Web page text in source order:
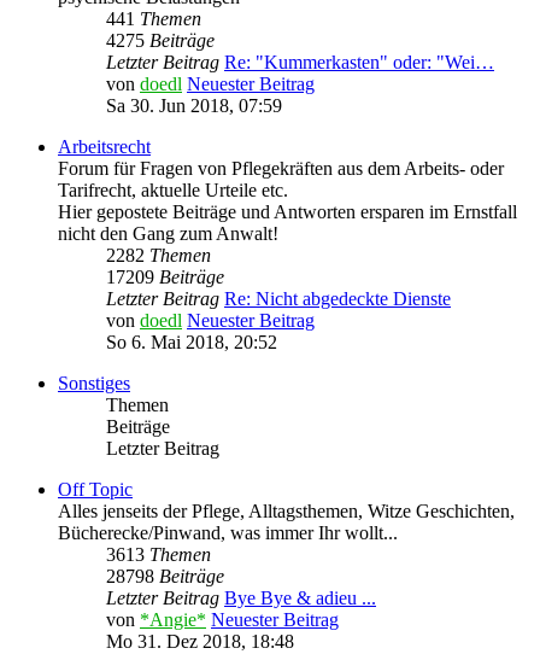
441 Themen
4275 Beiträge
Letzter Beitrag Re: "Kummerkasten" oder: "Wei…
von doedl Neuester Beitrag
Sa 30. Jun 2018, 07:59
Arbeitsrecht
Forum für Fragen von Pflegekräften aus dem Arbeits- oder
Tarifrecht, aktuelle Urteile etc.
Hier gepostete Beiträge und Antworten ersparen im Ernstfall
nicht den Gang zum Anwalt!
2282 Themen
17209 Beiträge
Letzter Beitrag Re: Nicht abgedeckte Dienste
von doedl Neuester Beitrag
So 6. Mai 2018, 20:52
Sonstiges
Themen
Beiträge
Letzter Beitrag
Off Topic
Alles jenseits der Pflege, Alltagsthemen, Witze Geschichten,
Bücherecke/Pinwand, was immer Ihr wollt...
3613 Themen
28798 Beiträge
Letzter Beitrag Bye Bye & adieu ...
von *Angie* Neuester Beitrag
Mo 31. Dez 2018, 18:48